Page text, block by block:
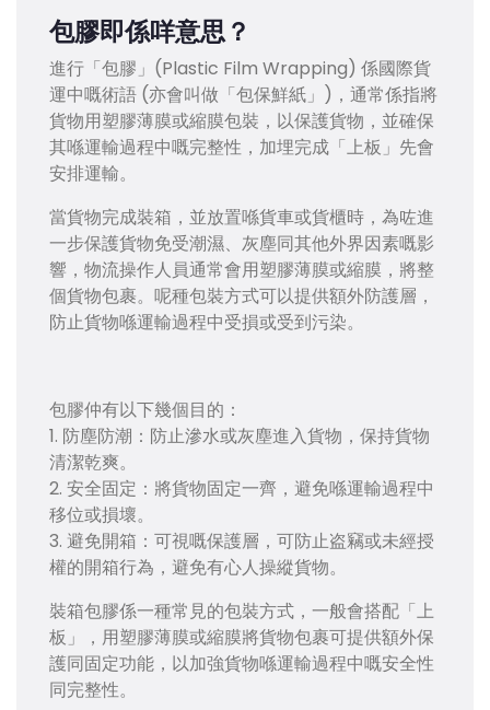
包膠即係咩意思？
進行「包膠」(Plastic Film Wrapping) 係國際貨
運中嘅術語 (亦會叫做「包保鮮紙」)，通常係指將
貨物用塑膠薄膜或縮膜包裝，以保護貨物，並確保
其喺運輸過程中嘅完整性，加埋完成「上板」先會
安排運輸。
當貨物完成裝箱，並放置喺貨車或貨櫃時，為咗進
一步保護貨物免受潮濕、灰塵同其他外界因素嘅影
響，物流操作人員通常會用塑膠薄膜或縮膜，將整
個貨物包裹。呢種包裝方式可以提供額外防護層，
防止貨物喺運輸過程中受損或受到污染。
包膠仲有以下幾個目的：
1. 防塵防潮：防止滲水或灰塵進入貨物，保持貨物
清潔乾爽。
2. 安全固定：將貨物固定一齊，避免喺運輸過程中
移位或損壞。
3. 避免開箱：可視嘅保護層，可防止盗竊或未經授
權的開箱行為，避免有心人操縱貨物。
裝箱包膠係一種常見的包裝方式，一般會搭配「上
板」，用塑膠薄膜或縮膜將貨物包裹可提供額外保
護同固定功能，以加強貨物喺運輸過程中嘅安全性
同完整性。